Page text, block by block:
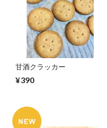
甘酒クラッカー
¥390